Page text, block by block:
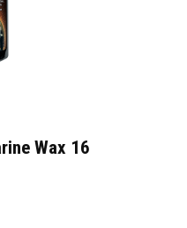
Wax 16